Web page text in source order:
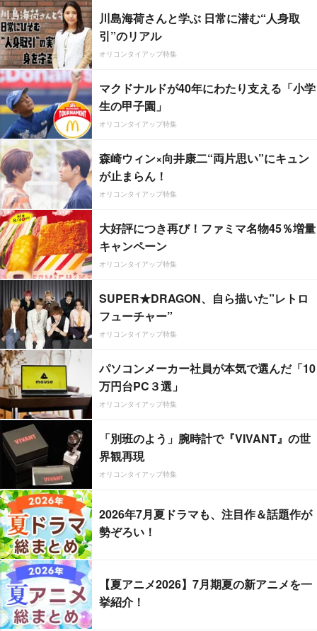
川島海荷さんと学ぶ 日常に潜む“人身取
引”のリアル
オリコンタイアップ特集
マクドナルドが40年にわたり支える「小学
生の甲子園」
オリコンタイアップ特集
森崎ウィン×向井康二“両片思い”にキュン
が止まらん！
オリコンタイアップ特集
大好評につき再び！ファミマ名物45％増量
キャンペーン
オリコンタイアップ特集
SUPER★DRAGON、自ら描いた”レトロ
フューチャー”
オリコンタイアップ特集
パソコンメーカー社員が本気で選んだ「10
万円台PC３選」
オリコンタイアップ特集
「別班のよう」腕時計で『VIVANT』の世
界観再現
オリコンタイアップ特集
2026年7月夏ドラマも、注目作＆話題作が
勢ぞろい！
【夏アニメ2026】7月期夏の新アニメを一
挙紹介！